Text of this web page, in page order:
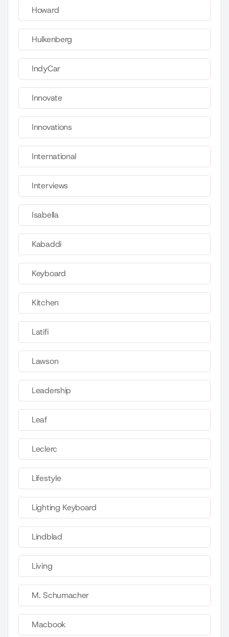
Howard
Hulkenberg
IndyCar
Innovate
Innovations
International
Interviews
Isabella
Kabaddi
Keyboard
Kitchen
Latifi
Lawson
Leadership
Leaf
Leclerc
Lifestyle
Lighting Keyboard
Lindblad
Living
M. Schumacher
Macbook